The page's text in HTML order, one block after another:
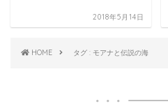
2018年5月14日
HOME タグ : モアナと伝説の海